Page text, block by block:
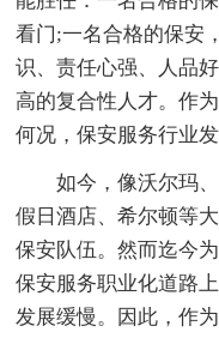
看门;一名合格的保安
识、责任心强、人品
高的复合性人才。作
何况，保安服务行业发
如今，像沃尔玛
假日酒店、希尔顿等
保安队伍。然而迄今
保安服务职业化道路
发展缓慢。因此，作